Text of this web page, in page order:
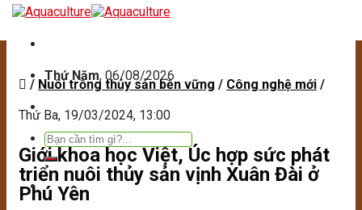
contentThứ Năm, 06/08/2026
Tìm
kiếm:
/ Nuôi trồng thủy sản bền vững / Công nghệ mới /
Thứ Ba, 19/03/2024, 13:00
Giới khoa học Việt, Úc hợp sức phát
triển nuôi thủy sản vịnh Xuân Đài ở
Phú Yên